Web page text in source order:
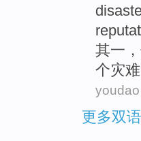
其一，
个灾难
youdao
更多双